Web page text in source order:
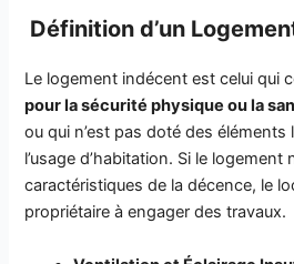
Définition d’un
Le logement indécent est celui qui
pour la sécurité physique ou la
ou qui n’est pas doté des
l’usage d’habitation. Si le
caractéristiques de la décence, le
propriétaire à engager des travaux.